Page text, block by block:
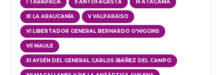
I TARAPACÁ II ANTOFAGASTA III ATACAMA
IX LA ARAUCANÍA V VALPARAISO
VI LIBERTADOR GENERAL BERNARDO O'HIGGINS
VII MAULE
XI AYSÉN DEL GENERAL CARLOS IBÁÑEZ DEL CAMPO